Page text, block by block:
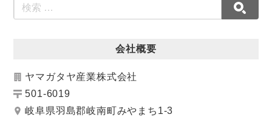
会社概要
ヤマガタヤ産業株式会社
501-6019
岐阜県羽島郡岐南町みやまち1-3